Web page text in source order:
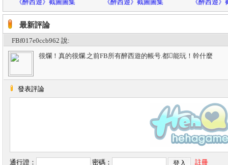
《醉西遊》截圖圖集 《醉西遊》截圖圖集 《醉西遊
最新評論
FBf017e0ccb962 說:
很爛！真的很爛.之前FB所有醉西遊的帳号.都能玩！幹什麼
發表評論
通行證： 密碼： 註冊